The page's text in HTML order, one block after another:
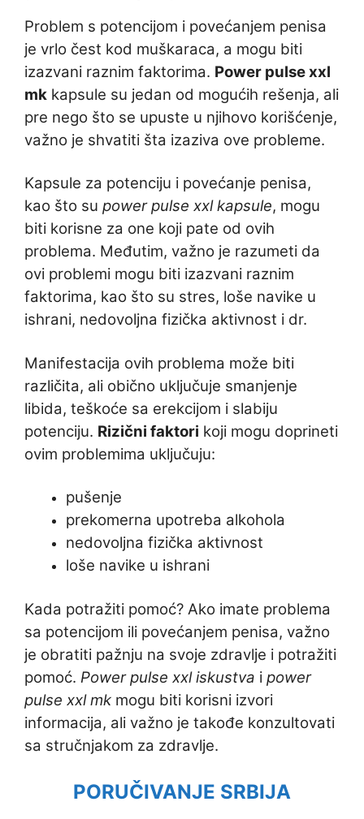
Problem s potencijom i povećanjem penisa
je vrlo čest kod muškaraca, a mogu biti
izazvani raznim faktorima. Power pulse xxl
mk kapsule su jedan od mogućih rešenja, ali
pre nego što se upuste u njihovo korišćenje,
važno je shvatiti šta izaziva ove probleme.
Kapsule za potenciju i povećanje penisa,
kao što su power pulse xxl kapsule, mogu
biti korisne za one koji pate od ovih
problema. Međutim, važno je razumeti da
ovi problemi mogu biti izazvani raznim
faktorima, kao što su stres, loše navike u
ishrani, nedovoljna fizička aktivnost i dr.
Manifestacija ovih problema može biti
različita, ali obično uključuje smanjenje
libida, teškoće sa erekcijom i slabiju
potenciju. Rizični faktori koji mogu doprineti
ovim problemima uključuju:
pušenje
prekomerna upotreba alkohola
nedovoljna fizička aktivnost
loše navike u ishrani
Kada potražiti pomoć? Ako imate problema
sa potencijom ili povećanjem penisa, važno
je obratiti pažnju na svoje zdravlje i potražiti
pomoć. Power pulse xxl iskustva i power
pulse xxl mk mogu biti korisni izvori
informacija, ali važno je takođe konzultovati
sa stručnjakom za zdravlje.
PORUČIVANJE SRBIJA